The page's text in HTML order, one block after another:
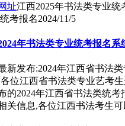
址江西2025年书法类专业统
考报名2024/11/5
年书法类专业统考报名系
新发布:2024年江西省书法
位江西省书法类专业艺考
的2024年江西省书法类统考
关信息,各位江西书法考生可